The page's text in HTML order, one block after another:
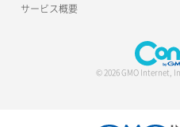
サービス概要
© 2026 GMO Internet,